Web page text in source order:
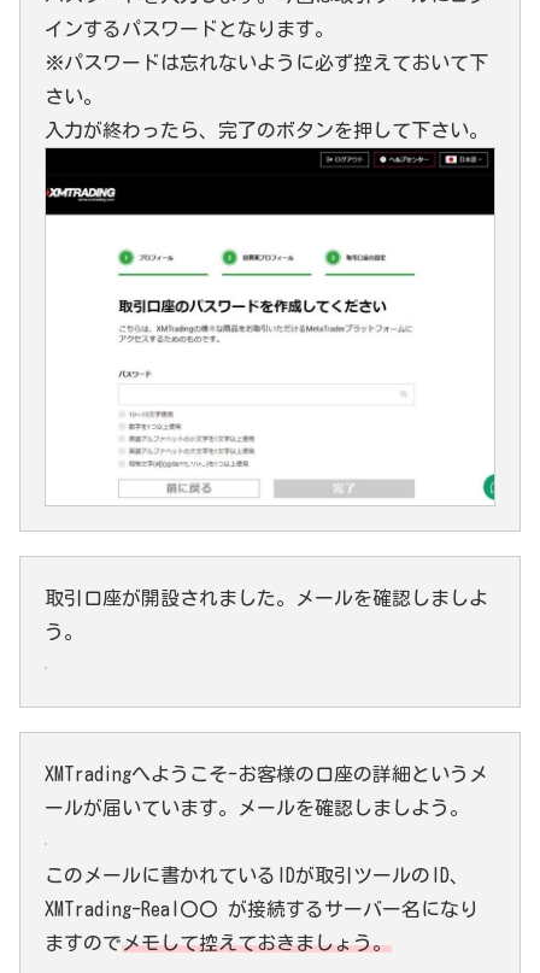
インするパスワードとなります。
※パスワードは忘れないように必ず控えておいて下
さい。
入力が終わったら、完了のボタンを押して下さい。
取引口座が開設されました。メールを確認しましよ
う。
XMTradingへようこそ-お客様の口座の詳細というメ
ールが届いています。メールを確認しましよう。
このメールに書かれているIDが取引ツールのID、
XMTrading-Real〇〇 が接続するサーバー名になり
ますのでメモして控えておきましょう。